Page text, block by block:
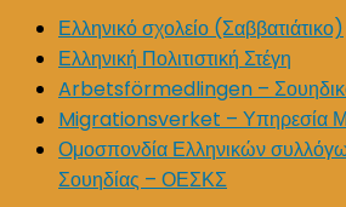
Ελληνικό σχολείο (Σαββατιάτικο)
Ελληνική Πολιτιστική Στέγη
Arbetsförmedlingen –
Migrationsverket – Υπηρεσία
Ομοσπονδία Ελληνικών
Σουηδίας – ΟΕΣΚΣ